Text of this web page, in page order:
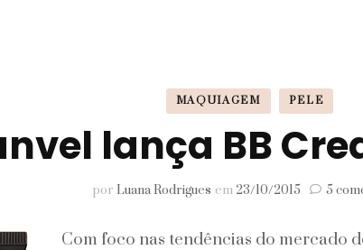
Unhas
MAQUIAGEM PELE
lança BB
por Luana Rodrigues em 23/10/2015 5
Com foco nas tendências do mercado